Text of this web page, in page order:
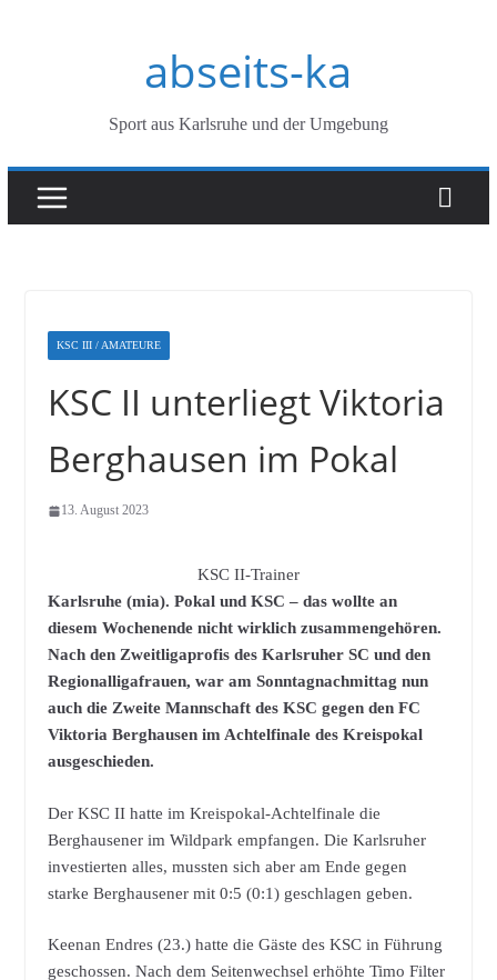
abseits-ka
Sport aus Karlsruhe und der Umgebung
KSC III / AMATEURE
KSC II unterliegt Viktoria
Berghausen im Pokal
13. August 2023
KSC II-Trainer
Karlsruhe (mia). Pokal und KSC – das wollte an
diesem Wochenende nicht wirklich zusammengehören.
Nach den Zweitligaprofis des Karlsruher SC und den
Regionalligafrauen, war am Sonntagnachmittag nun
auch die Zweite Mannschaft des KSC gegen den FC
Viktoria Berghausen im Achtelfinale des Kreispokal
ausgeschieden.
Der KSC II hatte im Kreispokal-Achtelfinale die
Berghausener im Wildpark empfangen. Die Karlsruher
investierten alles, mussten sich aber am Ende gegen
starke Berghausener mit 0:5 (0:1) geschlagen geben.
Keenan Endres (23.) hatte die Gäste des KSC in Führung
geschossen. Nach dem Seitenwechsel erhöhte Timo Filter